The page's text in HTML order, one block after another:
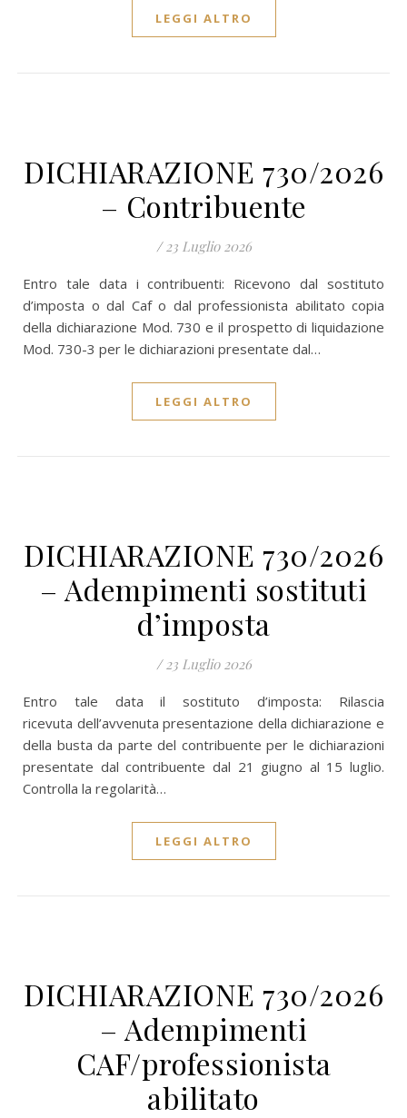
LEGGI ALTRO
DICHIARAZIONE 730/2026
– Contribuente
/ 23 Luglio 2026
Entro tale data i contribuenti: Ricevono dal sostituto
d’imposta o dal Caf o dal professionista abilitato copia
della dichiarazione Mod. 730 e il prospetto di liquidazione
Mod. 730-3 per le dichiarazioni presentate dal…
LEGGI ALTRO
DICHIARAZIONE 730/2026
– Adempimenti sostituti
d’imposta
/ 23 Luglio 2026
Entro tale data il sostituto d’imposta: Rilascia
ricevuta dell’avvenuta presentazione della dichiarazione e
della busta da parte del contribuente per le dichiarazioni
presentate dal contribuente dal 21 giugno al 15 luglio.
Controlla la regolarità…
LEGGI ALTRO
DICHIARAZIONE 730/2026
– Adempimenti
CAF/professionista
abilitato